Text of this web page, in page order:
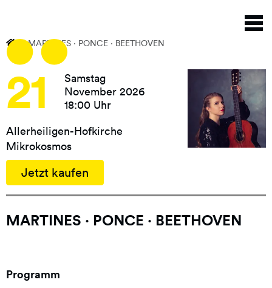
InhaltMARTINES · PONCE · BEETHOVEN
21
Samstag
November 2026
18:00 Uhr
Allerheiligen-Hofkirche
Mikrokosmos
Jetzt kaufen
MARTINES · PONCE · BEETHOVEN
Programm